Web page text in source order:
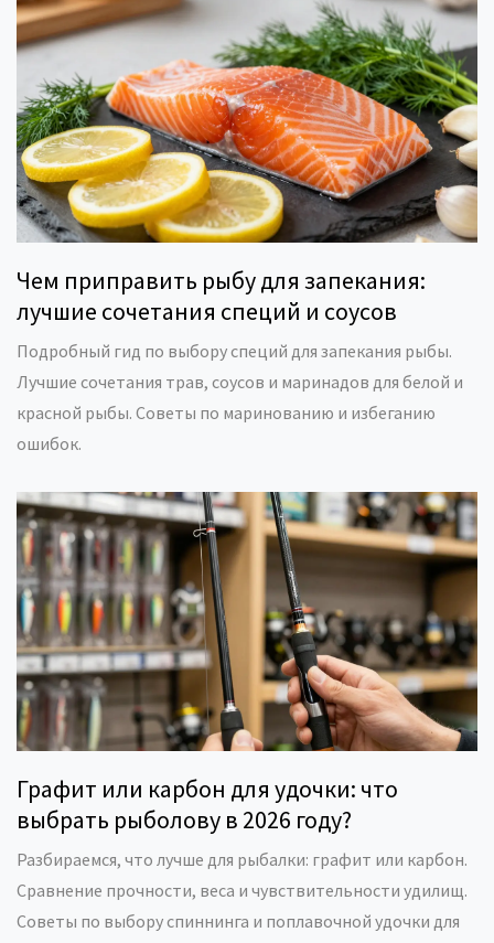
Чем приправить рыбу для запекания:
лучшие сочетания специй и соусов
Подробный гид по выбору специй для запекания рыбы.
Лучшие сочетания трав, соусов и маринадов для белой и
красной рыбы. Советы по маринованию и избеганию
ошибок.
Графит или карбон для удочки: что
выбрать рыболову в 2026 году?
Разбираемся, что лучше для рыбалки: графит или карбон.
Сравнение прочности, веса и чувствительности удилищ.
Советы по выбору спиннинга и поплавочной удочки для